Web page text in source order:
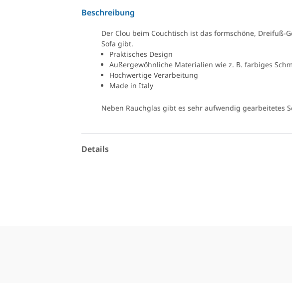
Beschreibung
Der Clou beim Couchtisch ist das formschöne,
Sofa gibt.
Praktisches Design
Außergewöhnliche Materialien wie z. B. farbiges
Hochwertige Verarbeitung
Made in Italy
Neben Rauchglas gibt es sehr aufwendig gearbeitetes
Details